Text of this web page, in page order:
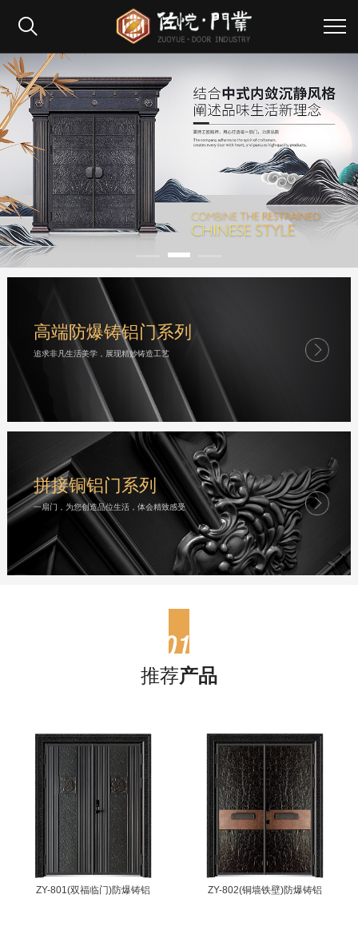
高端防爆铸铝门系列
追求非凡生活美学，展现精妙铸造工艺
拼接铜铝门系列
一扇门，为您创造品位生活，体会精致感受
推荐产品
ZY-801(双福临门)防爆铸铝 ZY-802(铜墙铁壁)防爆铸铝